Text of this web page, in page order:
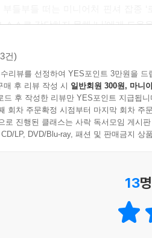
스스로 감당하지 못해 ‘나’에게 도움
이터와 대중교통을, 금방 밖으
세 번이나 바꾸어가며 치료를 받
다. 누군가가 그렇게나 슬픈 표정
리는 릴케를 인용하기를 좋아하
은 유머와 연민, 친밀감과 거리감
맡고 햇볕을 쬐는’ 순간들을 만들어
건)
리뷰를 선정하여 YES포인트 3만원을 드
매 후 리뷰 작성 시 일반회원 300원, 마니
드 후 작성한 리뷰만 YES포인트 지급됩니
회차 주문확정 시점부터 마지막 회차 주
로 진행된 클래스는 사락 독서모임 게시
LP, DVD/Blu-ray, 패션 및 판매금지 상
13